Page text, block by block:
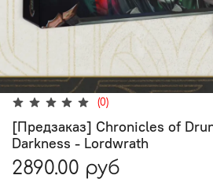
(0)
[Предзаказ] Chronicles of
Darkness - Lordwrath
2890.00 руб